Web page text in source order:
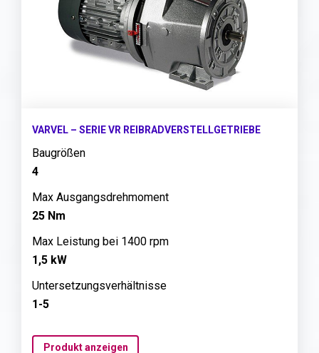
VARVEL – SERIE VR REIBRADVERSTELLGETRIEBE
Baugrößen
4
Max Ausgangsdrehmoment
25 Nm
Max Leistung bei 1400 rpm
1,5 kW
Untersetzungsverhältnisse
1-5
Produkt anzeigen